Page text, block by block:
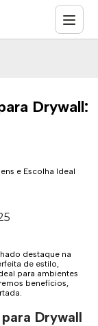
Vantagens e
Drywall:
destaque na
de estilo,
para ambientes
benefícios,
Drywall